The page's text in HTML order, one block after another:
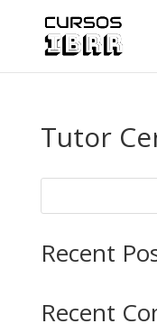
Tutor
Recent
Recent